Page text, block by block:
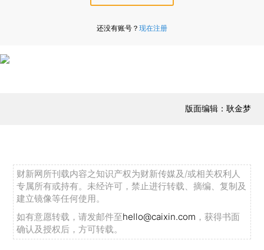
还没有账号？ 现在注册
版面编辑：耿金梦
财新网所刊载内容之知识产权为财新传媒及/或相关权利人
专属所有或持有。未经许可，禁止进行转载、摘编、复制及
建立镜像等任何使用。
如有意愿转载，请发邮件至hello@caixin.com ，获得书面
确认及授权后，方可转载。